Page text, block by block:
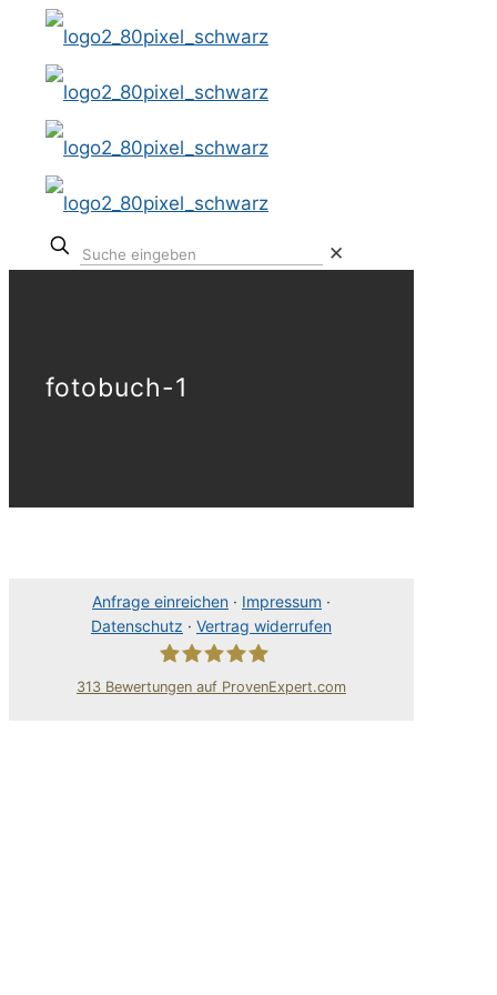
✕
fotobuch-1
Anfrage einreichen · Impressum ·
Datenschutz · Vertrag widerrufen
313 Bewertungen auf ProvenExpert.com